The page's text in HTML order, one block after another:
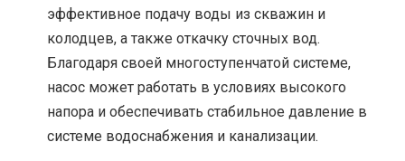
эффективное подачу воды из скважин и
колодцев, а также откачку сточных вод.
Благодаря своей многоступенчатой системе,
насос может работать в условиях высокого
напора и обеспечивать стабильное давление в
системе водоснабжения и канализации.